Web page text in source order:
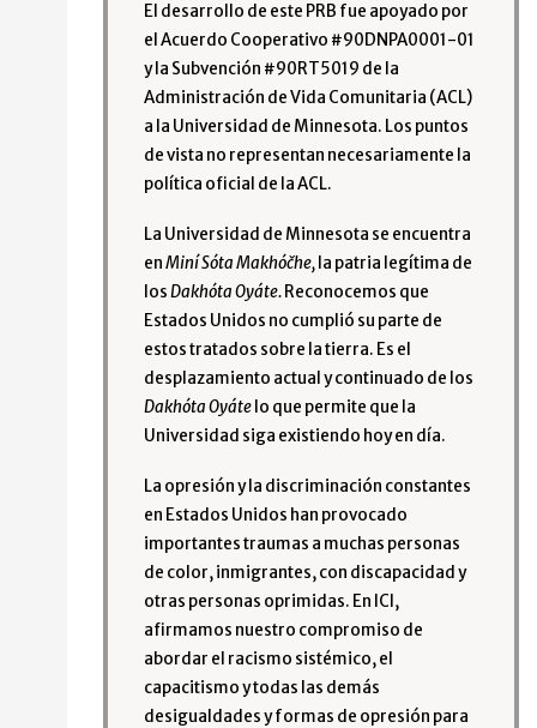
El desarrollo de este PRB fue apoyado por
el Acuerdo Cooperativo #90DNPA0001-01
y la Subvención #90RT5019 de la
Administración de Vida Comunitaria (ACL)
a la Universidad de Minnesota. Los puntos
de vista no representan necesariamente la
política oficial de la ACL.
La Universidad de Minnesota se encuentra
enMiní Sóta Makhóčhe,la patria legítima de
losDakhóta Oyáte.Reconocemos que
Estados Unidos no cumplió su parte de
estos tratados sobre la tierra. Es el
desplazamiento actual y continuado de los
Dakhóta Oyátelo que permite que la
Universidad siga existiendo hoy en día.
La opresión y la discriminación constantes
en Estados Unidos han provocado
importantes traumas a muchas personas
de color, inmigrantes, con discapacidad y
otras personas oprimidas. En ICI,
afirmamos nuestro compromiso de
abordar el racismo sistémico, el
capacitismo y todas las demás
desigualdades y formas de opresión para